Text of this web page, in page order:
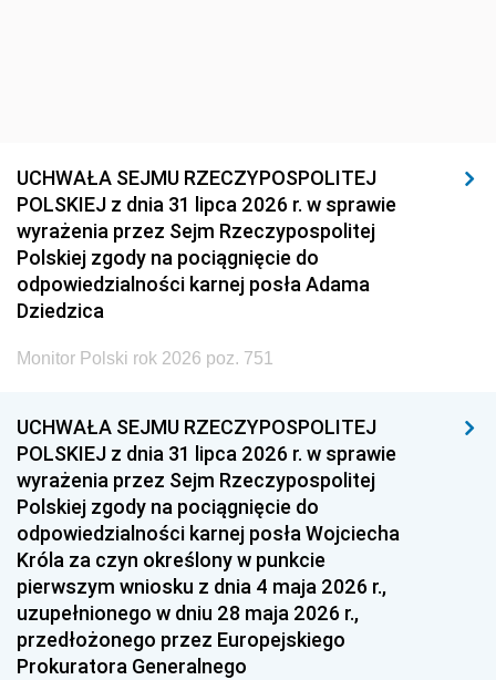
UCHWAŁA SEJMU RZECZYPOSPOLITEJ
POLSKIEJ z dnia 31 lipca 2026 r. w sprawie
wyrażenia przez Sejm Rzeczypospolitej
Polskiej zgody na pociągnięcie do
odpowiedzialności karnej posła Adama
Dziedzica
Monitor Polski rok 2026 poz. 751
UCHWAŁA SEJMU RZECZYPOSPOLITEJ
POLSKIEJ z dnia 31 lipca 2026 r. w sprawie
wyrażenia przez Sejm Rzeczypospolitej
Polskiej zgody na pociągnięcie do
odpowiedzialności karnej posła Wojciecha
Króla za czyn określony w punkcie
pierwszym wniosku z dnia 4 maja 2026 r.,
uzupełnionego w dniu 28 maja 2026 r.,
przedłożonego przez Europejskiego
Prokuratora Generalnego